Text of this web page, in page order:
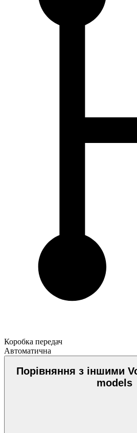
Коробка передач
Автоматична
Порівняння з іншими
models